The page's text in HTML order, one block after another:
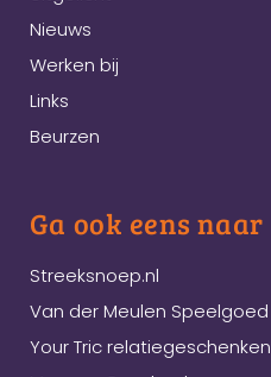
Nieuws
Werken bij
Links
Beurzen
Ga ook eens naar
Streeksnoep.nl
Van der Meulen Speelgoed
Your Tric relatiegeschenken